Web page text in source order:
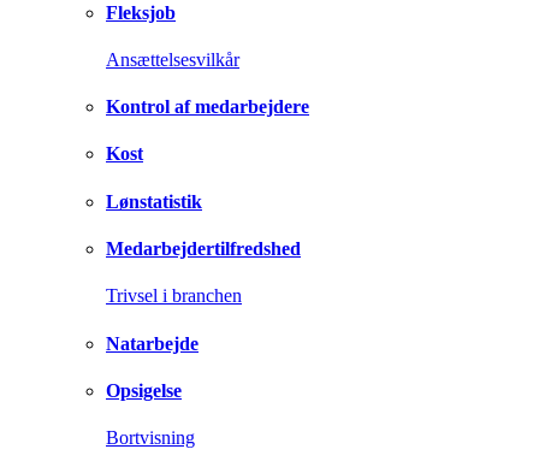
Fleksjob
Ansættelsesvilkår
Kontrol af medarbejdere
Kost
Lønstatistik
Medarbejdertilfredshed
Trivsel i branchen
Natarbejde
Opsigelse
Bortvisning